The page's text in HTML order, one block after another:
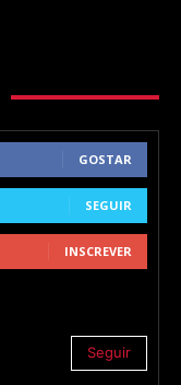
GOSTAR
SEGUIR
INSCREVER
Seguir